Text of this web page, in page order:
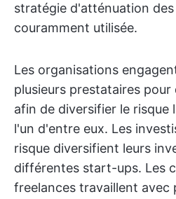
stratégie d'atténuation
couramment utilisée.
Les organisations
plusieurs prestataires pour
afin de diversifier le risque
l'un d'entre eux. Les
risque diversifient leurs
différentes start-ups. Les
freelances travaillent avec